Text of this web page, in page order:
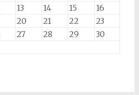
13 14 15
16
20 21 22
23
27 28 29
30